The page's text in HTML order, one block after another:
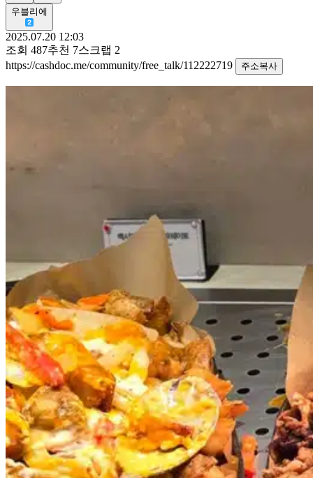
우블리에
2025.07.20 12:03
조회 487추천 7스크랩 2
https://cashdoc.me/community/free_talk/112222719
주소복사